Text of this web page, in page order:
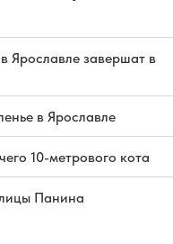
Ярославле завершат в
в Ярославле
10-метрового кота
Панина